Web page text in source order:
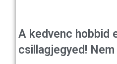
A kedvenc hobbid
csillagjegyed!